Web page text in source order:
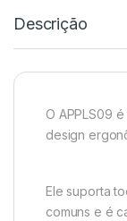
Descrição
O APPLS09
design
Ele suporta
comuns e é